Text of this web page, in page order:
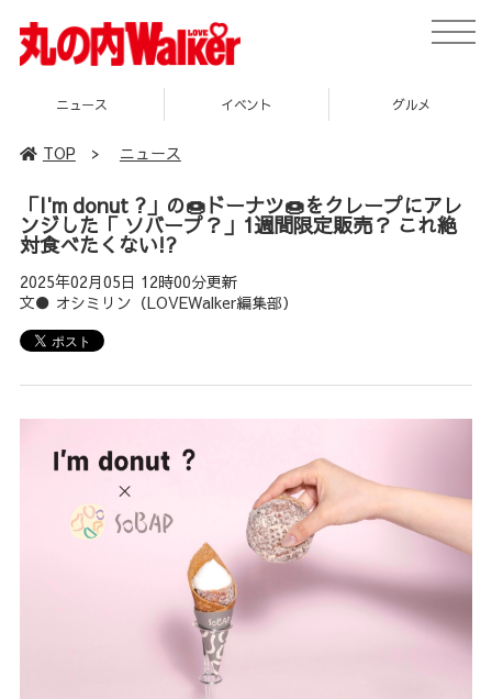
toggle
TOP > ニュース
「I'm donut ?」の🍩ドーナツ🍩をクレープにアレ
ンジした「 ソバープ？」1週間限定販売？ これ絶
対食べたくない!?
2025年02月05日 12時00分更新
文● オシミリン（LOVEWalker編集部）